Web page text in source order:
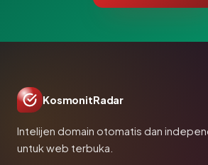
KosmonitRadar
Intelijen domain otomatis dan
untuk web terbuka.